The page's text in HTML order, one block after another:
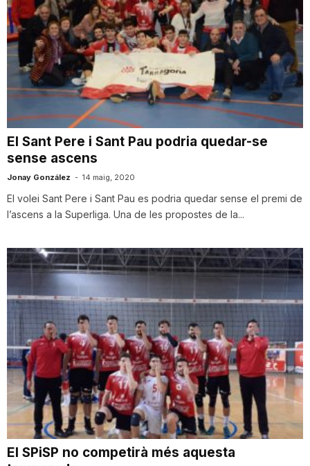
El Sant Pere i Sant Pau podria quedar-se
sense ascens
Jonay González - 14 maig, 2020
El volei Sant Pere i Sant Pau es podria quedar sense el premi de
l’ascens a la Superliga. Una de les propostes de la...
El SPiSP no competirà més aquesta